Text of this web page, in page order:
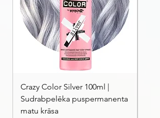
Crazy Color Silver 100ml |
Sudrabpelēka puspermanenta
matu krāsa